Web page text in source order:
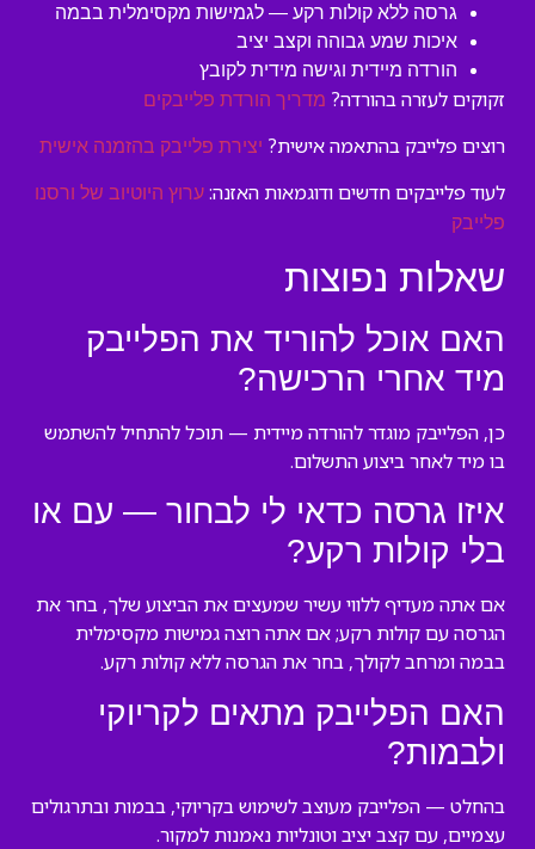
גרסה ללא קולות רקע — לגמישות מקסימלית בבמה
איכות שמע גבוהה וקצב יציב
הורדה מיידית וגישה מידית לקובץ
זקוקים לעזרה בהורדה? מדריך הורדת פלייבקים
רוצים פלייבק בהתאמה אישית? יצירת פלייבק בהזמנה אישית
לעוד פלייבקים חדשים ודוגמאות האזנה: ערוץ היוטיוב של ורסנו
פלייבק
שאלות נפוצות
האם אוכל להוריד את הפלייבק
מיד אחרי הרכישה?
כן, הפלייבק מוגדר להורדה מיידית — תוכל להתחיל להשתמש
בו מיד לאחר ביצוע התשלום.
איזו גרסה כדאי לי לבחור — עם או
בלי קולות רקע?
אם אתה מעדיף ללווי עשיר שמעצים את הביצוע שלך, בחר את
הגרסה עם קולות רקע; אם אתה רוצה גמישות מקסימלית
בבמה ומרחב לקולך, בחר את הגרסה ללא קולות רקע.
האם הפלייבק מתאים לקריוקי
ולבמות?
בהחלט — הפלייבק מעוצב לשימוש בקריוקי, בבמות ובתרגולים
עצמיים, עם קצב יציב וטונליות נאמנות למקור.